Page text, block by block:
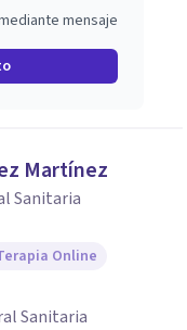
mensaje
Martínez
Sanitaria
Online
Sanitaria